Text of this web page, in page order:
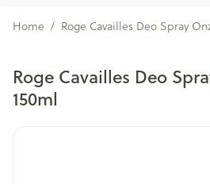
Home / Roge Cavailles Deo Spray
Roge Cavailles Deo
150ml